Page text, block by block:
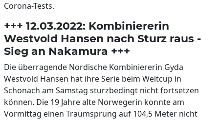
Corona-Tests.
+++ 12.03.2022: Kombiniererin
Westvold Hansen nach Sturz raus -
Sieg an Nakamura +++
Die überragende Nordische Kombiniererin Gyda
Westvold Hansen hat ihre Serie beim Weltcup in
Schonach am Samstag sturzbedingt nicht fortsetzen
können. Die 19 Jahre alte Norwegerin konnte am
Vormittag einen Traumsprung auf 104,5 Meter nicht